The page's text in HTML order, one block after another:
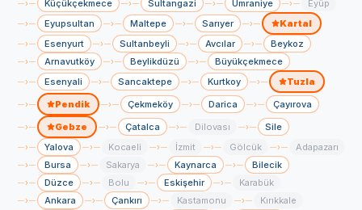
› Küçükçekmece › Sultangazi › Ümraniye › Eyüp
› Eyupsultan › Maltepe › Sarıyer › Kartal
› Esenyurt › Sultanbeyli › Avcılar › Beykoz
› Arnavutköy › Beylikdüzü › Büyükçekmece
› Esenyali › Sancaktepe › Kurtkoy › Tuzla
› Pendik › Çekmeköy › Darica › Çayırova
› Gebze › Çatalca › Dilovası › Sile
› Yalova › Kocaeli › İzmit › Gölcük › Adapazarı
› Bursa › Sakarya › Kaynarca › Bilecik
› Düzce › Bolu › Eskişehir › Karabük
› Ankara › Çankırı › Kastamonu › Kırıkkale